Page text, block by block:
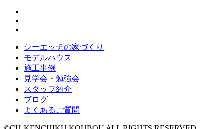
シーエッチの家づくり
モデルハウス
施工事例
見学会・勉強会
スタッフ紹介
ブログ
よくあるご質問